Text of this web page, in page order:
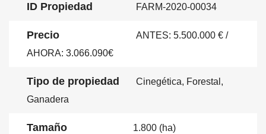
ID Propiedad FARM-2020-00034
Precio
ANTES: 5.500.000 € /
AHORA: 3.066.090€
Tipo de propiedad
Cinegética, Forestal,
Ganadera
Tamaño 1.800 (ha)